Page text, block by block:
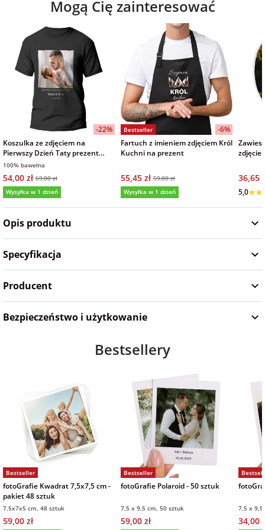
Fotoksiążki
Dodatki i
opakowania
na Dzień
Chłopaka
na Dzień Kobiet
na walentynki
na mikołajki
na prezent
świąteczny
na Dzień Babci i
Dziadka
na Wielkanoc
na wieczór
dla przyjaciółki
dla przyjaciela
Mogą Cię zainteresować
-22%
Koszulka ze zdjęciem na
Pierwszy Dzień Taty prezent
męska czarna
100% bawełna
54,00 zł 69,00 zł
Wysyłka w 1 dzień
Bestseller
-6%
Fartuch z imieniem zdjęciem Król
Kuchni na prezent
55,45 zł 59,00 zł
Wysyłka w 1 dzień
36,65
Opis produktu
Specyfikacja
Producent
Bezpieczeństwo i użytkowanie
Bestsellery
Bestseller
fotoGrafie Kwadrat 7,5x7,5 cm -
pakiet 48 sztuk
7,5x7x5 cm, 48 sztuk
59,00 zł
Bestseller
fotoGrafie Polaroid - 50 sztuk
7,5 x 9,5 cm, 50 sztuk
59,00 zł
7,5 x
34,00